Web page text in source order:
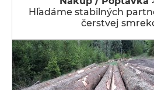
Hľadáme stabilných
čerstvej